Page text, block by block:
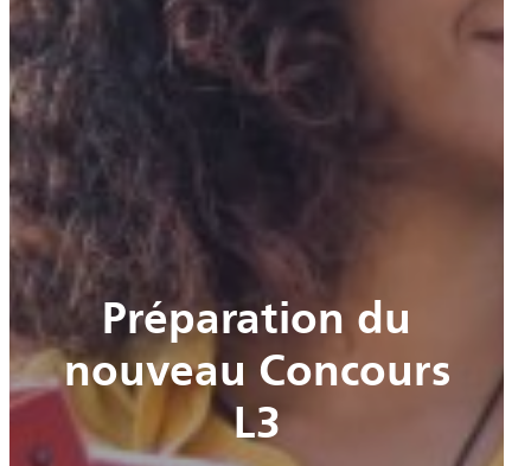
Préparation du
nouveau Concours
L3